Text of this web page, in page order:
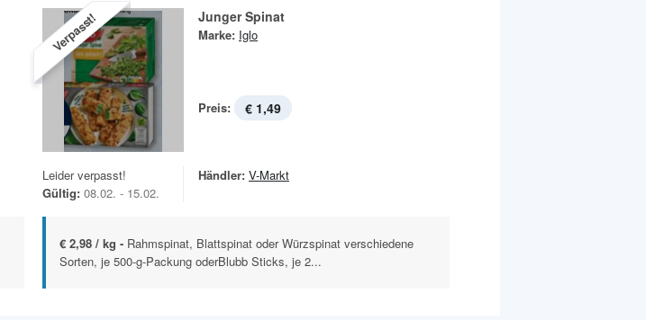
Verpasst! Junger Spinat
Marke: Iglo
Preis: € 1,49
Leider verpasst!
Gültig: 08.02. - 15.02.
Händler: V-Markt
€ 2,98 / kg - Rahmspinat, Blattspinat oder Würzspinat verschiedene
Sorten, je 500-g-Packung oderBlubb Sticks, je 2...